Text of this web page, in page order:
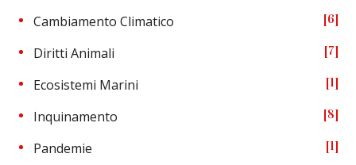
Cambiamento Climatico 6
Diritti Animali 7
Ecosistemi Marini 1
Inquinamento 8
Pandemie 1